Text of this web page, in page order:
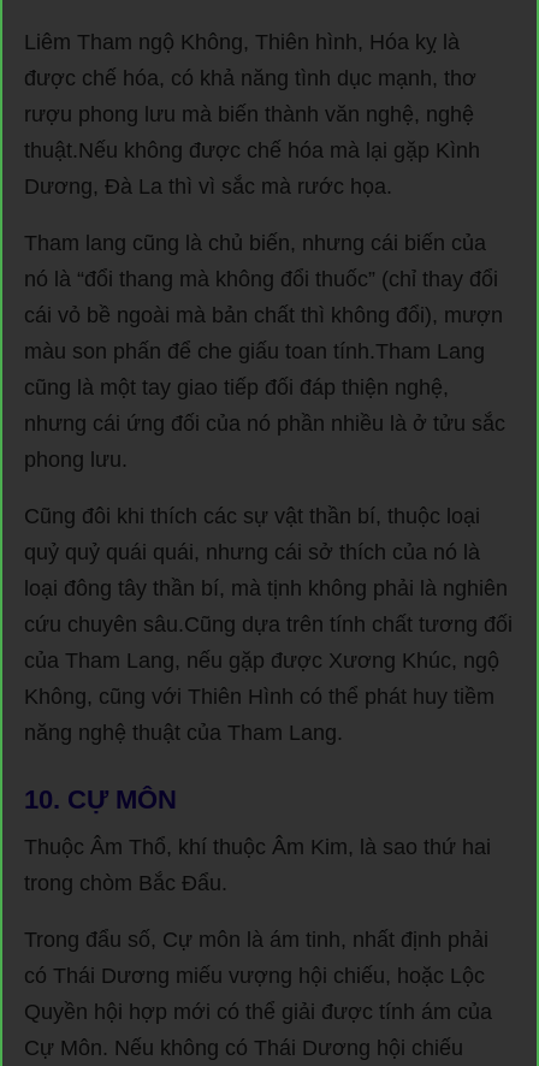
Liêm Tham ngộ Không, Thiên hình, Hóa kỵ là
được chế hóa, có khả năng tình dục mạnh, thơ
rượu phong lưu mà biến thành văn nghệ, nghệ
thuật.Nếu không được chế hóa mà lại gặp Kình
Dương, Đà La thì vì sắc mà rước họa.
Tham lang cũng là chủ biến, nhưng cái biến của
nó là “đổi thang mà không đổi thuốc” (chỉ thay đổi
cái vỏ bề ngoài mà bản chất thì không đổi), mượn
màu son phấn để che giấu toan tính.Tham Lang
cũng là một tay giao tiếp đối đáp thiện nghệ,
nhưng cái ứng đối của nó phần nhiều là ở tửu sắc
phong lưu.
Cũng đôi khi thích các sự vật thần bí, thuộc loại
quỷ quỷ quái quái, nhưng cái sở thích của nó là
loại đông tây thần bí, mà tịnh không phải là nghiên
cứu chuyên sâu.Cũng dựa trên tính chất tương đối
của Tham Lang, nếu gặp được Xương Khúc, ngộ
Không, cũng với Thiên Hình có thể phát huy tiềm
năng nghệ thuật của Tham Lang.
10. CỰ MÔN
Thuộc Âm Thổ, khí thuộc Âm Kim, là sao thứ hai
trong chòm Bắc Đẩu.
Trong đẩu số, Cự môn là ám tinh, nhất định phải
có Thái Dương miếu vượng hội chiếu, hoặc Lộc
Quyền hội hợp mới có thể giải được tính ám của
Cự Môn. Nếu không có Thái Dương hội chiếu